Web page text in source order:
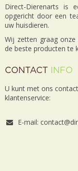
Direct-Dierenarts is
opgericht door een
uw huisdieren.
Wij zetten graag
de beste producten te
CONTACT INFO
U kunt met ons
klantenservice:
E-mail: